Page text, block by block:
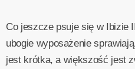
Co jeszcze psuje się w Ibizie
ubogie wyposażenie
jest krótka, a większość jest